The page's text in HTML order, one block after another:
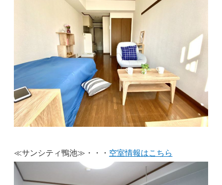
≪サンシティ鴨池≫・・・ 空室情報はこちら